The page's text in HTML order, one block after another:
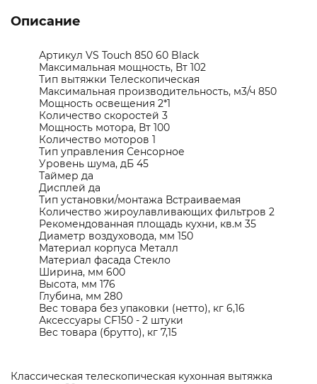
Описание
Артикул VS Touch 850 60 Black
Максимальная мощность, Вт 102
Тип вытяжки Телескопическая
Максимальная производительность, м3/ч 850
Мощность освещения 2*1
Количество скоростей 3
Мощность мотора, Вт 100
Количество моторов 1
Тип управления Сенсорное
Уровень шума, дБ 45
Таймер да
Дисплей да
Тип установки/монтажа Встраиваемая
Количество жироулавливающих фильтров 2
Рекомендованная площадь кухни, кв.м 35
Диаметр воздуховода, мм 150
Материал корпуса Металл
Материал фасада Стекло
Ширина, мм 600
Высота, мм 176
Глубина, мм 280
Вес товара без упаковки (нетто), кг 6,16
Аксессуары CF150 - 2 штуки
Вес товара (брутто), кг 7,15
Классическая телескопическая кухонная вытяжка